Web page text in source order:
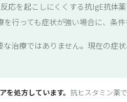
応を起こしにくくする抗IgE抗体
行っても症状が強い場合に、条件
な治療ではありません。現在の症
を処方しています。 抗ヒスタミン薬